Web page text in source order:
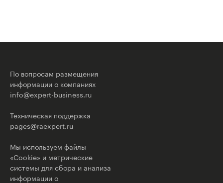
По вопросам размещения
информации о компаниях
info@expert-business.ru
Техническая поддержка
pages@raexpert.ru
Мы используем файлы
«Cookie» и метрические
системы для сбора и анализа
информации о